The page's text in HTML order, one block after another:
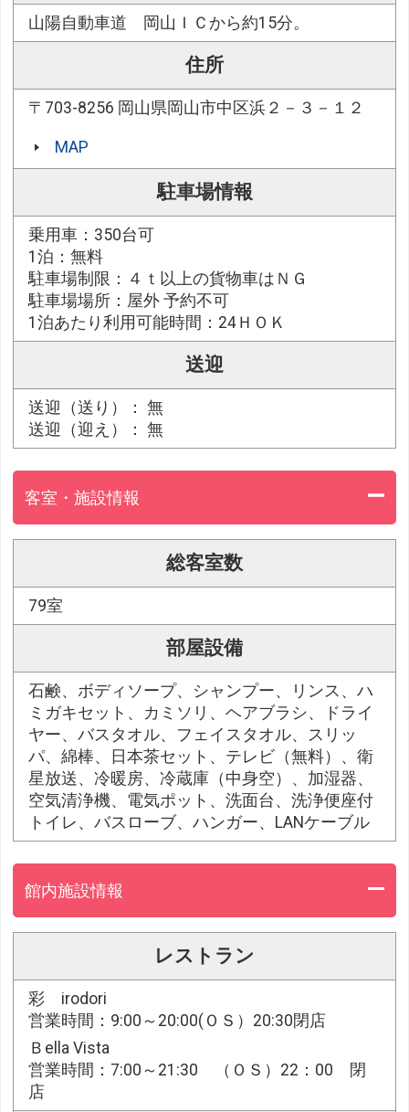
山陽自動車道 岡山ＩＣから約15分。
住所
〒703-8256 岡山県岡山市中区浜２－３－１２
MAP
駐車場情報
乗用車：350台可
1泊：無料
駐車場制限：４ｔ以上の貨物車はＮＧ
駐車場場所：屋外 予約不可
1泊あたり利用可能時間：24ＨＯＫ
送迎
送迎（送り）： 無
送迎（迎え）： 無
客室・施設情報
総客室数
79室
部屋設備
石鹸、ボディソープ、シャンプー、リンス、ハ
ミガキセット、カミソリ、ヘアブラシ、ドライ
ヤー、バスタオル、フェイスタオル、スリッ
パ、綿棒、日本茶セット、テレビ（無料）、衛
星放送、冷暖房、冷蔵庫（中身空）、加湿器、
空気清浄機、電気ポット、洗面台、洗浄便座付
トイレ、バスローブ、ハンガー、LANケーブル
館内施設情報
レストラン
彩 irodori
営業時間：9:00～20:00(ＯＳ）20:30閉店
Ｂella Vista
営業時間：7:00～21:30 （ＯＳ）22：00 閉
店